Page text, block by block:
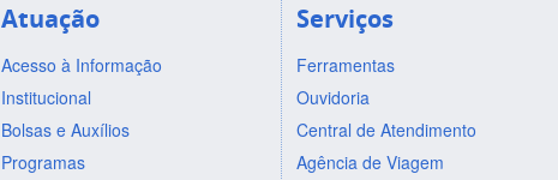
Atuação
Acesso à Informação
Institucional
Bolsas e Auxílios
Programas
Serviços
Ferramentas
Ouvidoria
Central de Atendimento
Agência de Viagem